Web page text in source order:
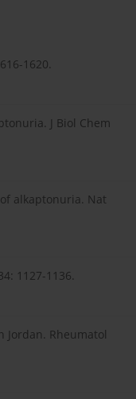
1620.
J Biol Chem
alkaptonuria. Nat
1127-1136.
Rheumatol